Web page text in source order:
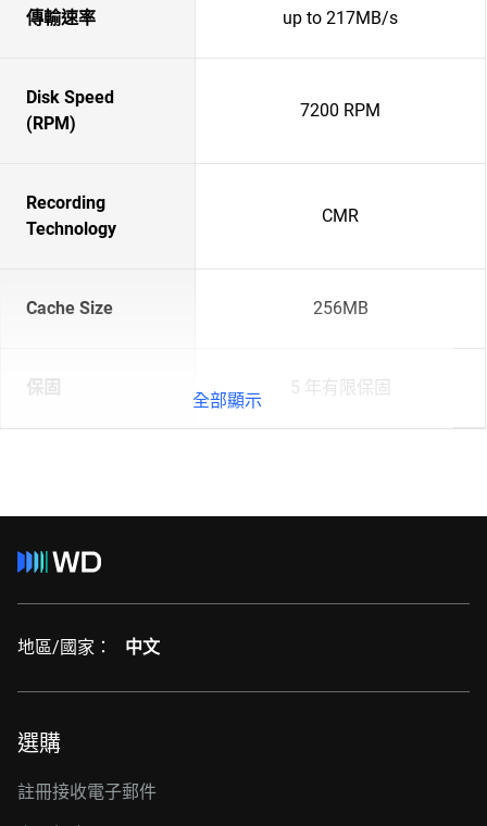
傳輸速率 up to 217MB/s
Disk Speed
(RPM)
7200 RPM
Recording
Technology
CMR
Cache Size 256MB
保固 5 年有限保固
全部顯示
地區/國家： 中文
選購
註冊接收電子郵件